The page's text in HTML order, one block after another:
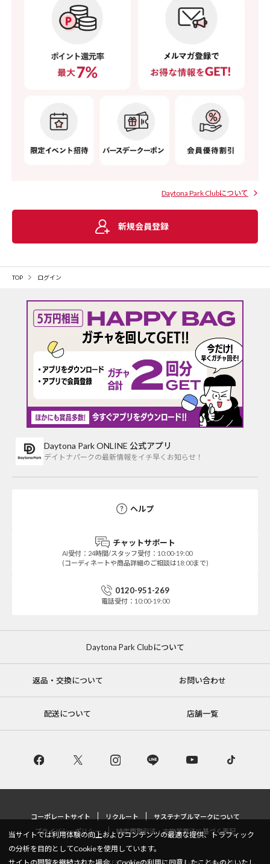
Daytona Park Clubについて
新規会員登録
TOP ログイン
Daytona Park ONLINE 公式アプリ
デイトナパークの最新情報をイチ早くお知らせ！
ヘルプ
チャットサポート
AI受付：24時間/スタッフ受付：10:00-19:00
(コーディネートや商品詳細のご相談は18:00まで)
0120-951-269
電話受付：10:00-19:00
Daytona Park Clubについて
返品・交換について お問い合わせ
配送について 店舗一覧
コーポレートサイト リクルート
サステナブルマークについて
プライバシーポリシー
特定商取引法・古物営業法に基づく表記
当サイトでは利用体験の向上およびコンテンツの最適な提供、トラフィック
の分析を目的としてCookieを使用しています。